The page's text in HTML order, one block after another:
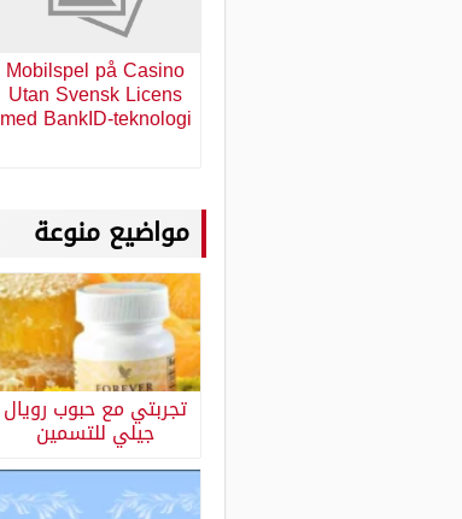
Mobilspel på Casino
Utan Svensk Licens
med BankID-teknologi
مواضيع منوعة
تجربتي مع حبوب رويال
جيلي للتسمين